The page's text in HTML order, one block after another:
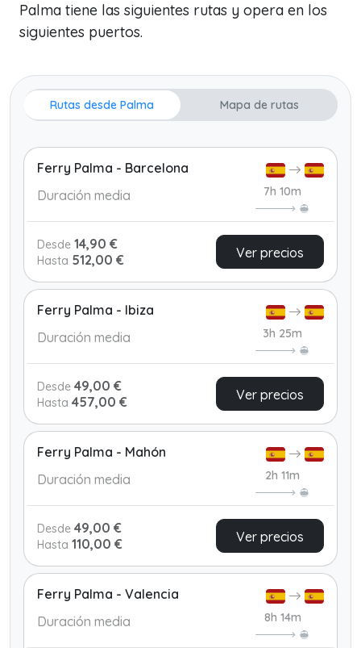
Palma tiene las siguientes rutas y opera en los
siguientes puertos.
Rutas desde Palma Mapa de rutas
Ferry Palma - Barcelona
Duración media
7h 10m
Desde 14,90 €
Hasta 512,00 € Ver precios
Ferry Palma - Ibiza
Duración media
3h 25m
Desde 49,00 €
Hasta 457,00 € Ver precios
Ferry Palma - Mahón
Duración media
2h 11m
Desde 49,00 €
Hasta 110,00 € Ver precios
Ferry Palma - Valencia
Duración media
8h 14m